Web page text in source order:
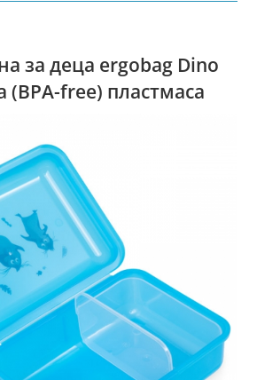
за деца ergobag Dino
(BPA-free) пластмаса